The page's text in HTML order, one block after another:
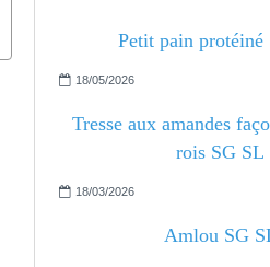
Petit pain protéiné
18/05/2026
Tresse aux amandes
rois SG SL
18/03/2026
Amlou SG